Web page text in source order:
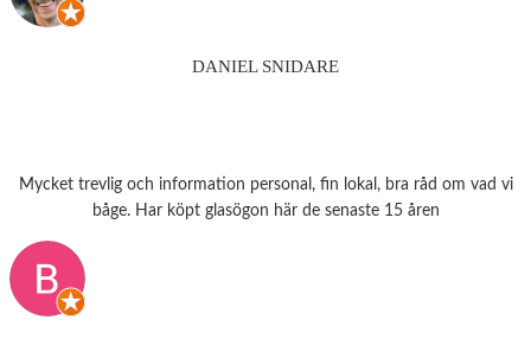
DANIEL SNIDARE
Mycket trevlig och information personal, fin lokal, bra råd om vad vi
båge. Har köpt glasögon här de senaste 15 åren